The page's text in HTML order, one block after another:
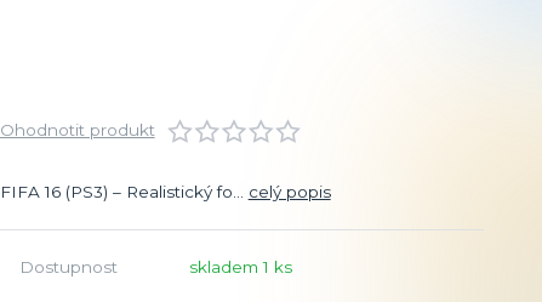
Ohodnotit produkt
FIFA 16 (PS3) – Realistický fo... celý popis
Dostupnost skladem 1 ks